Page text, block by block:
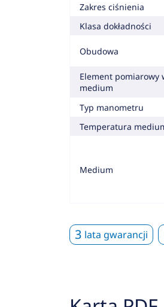
Zakres ciśnienia
Klasa dokładności
Obudowa
Element pomiarowy
medium
Typ manometru
Temperatura
Medium
3 lata gwarancji